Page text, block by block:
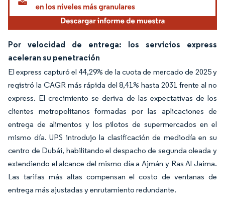
Por velocidad de entrega: los servicios express
aceleran su penetración
El express capturó el 44,29% de la cuota de mercado de 2025 y
registró la CAGR más rápida del 8,41% hasta 2031 frente al no
express. El crecimiento se deriva de las expectativas de los
clientes metropolitanos formadas por las aplicaciones de
entrega de alimentos y los pilotos de supermercados en el
mismo día. UPS introdujo la clasificación de mediodía en su
centro de Dubái, habilitando el despacho de segunda oleada y
extendiendo el alcance del mismo día a Ajmán y Ras Al Jaima.
Las tarifas más altas compensan el costo de ventanas de
entrega más ajustadas y enrutamiento redundante.